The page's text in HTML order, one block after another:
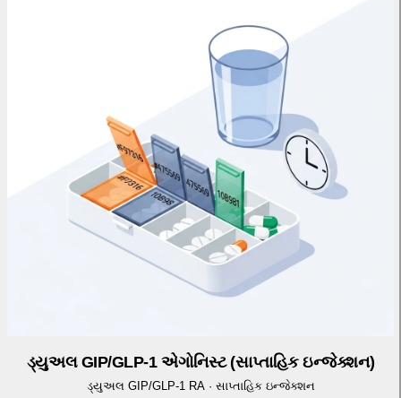
ડ્યુઅલ GIP/GLP-1 એગોનિસ્ટ (સાપ્તાહિક ઇન્જેક્શન)
ડ્યુઅલ GIP/GLP-1 RA· સાપ્તાહિક ઇન્જેક્શન